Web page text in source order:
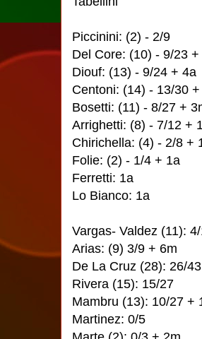
Piccinini: (2) - 2/9
Del Core: (10) - 9/23 +
Diouf: (13) - 9/24 + 4a
Centoni: (14) - 13/30
Bosetti: (11) - 8/27 +
Arrighetti: (8) - 7/12 +
Chirichella: (4) - 2/8 +
Folie: (2) - 1/4 + 1a
Ferretti: 1a
Lo Bianco: 1a
Vargas- Valdez (11):
Arias: (9) 3/9 + 6m
De La Cruz (28): 26/
Rivera (15): 15/27
Mambru (13): 10/27 +
Martinez: 0/5